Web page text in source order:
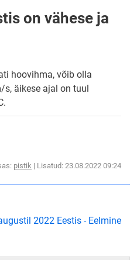
on vähese ja
hoovihma, võib olla
s, äikese ajal on tuul
pistik | Lisatud: 23.08.2022 09:24
2022 Eestis - Eelmine